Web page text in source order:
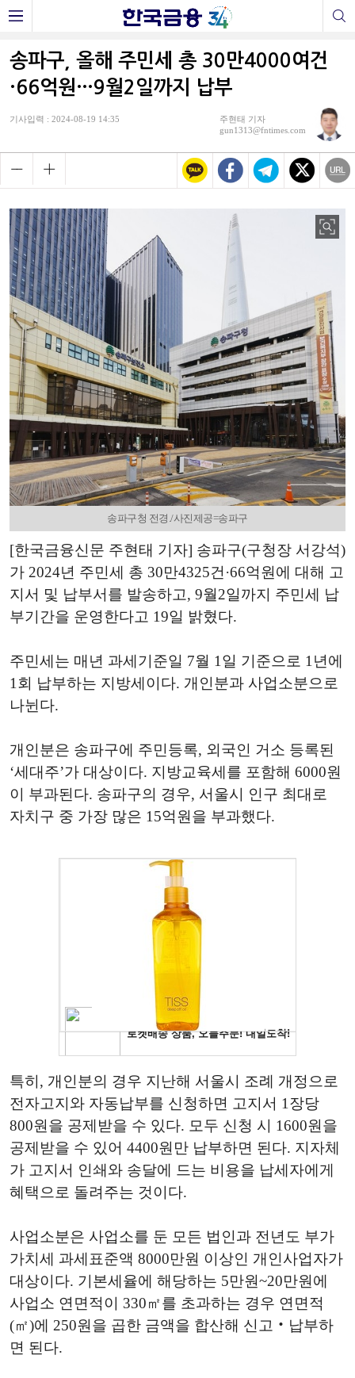
송파구, 올해 주민세 총 30만4000여건
·66억원…9월2일까지 납부
기사입력 : 2024-08-19 14:35
주현태 기자
gun1313@fntimes.com
송파구청 전경./사진제공=송파구
[한국금융신문 주현태 기자] 송파구(구청장 서강석)
가 2024년 주민세 총 30만4325건·66억원에 대해 고
지서 및 납부서를 발송하고, 9월2일까지 주민세 납
부기간을 운영한다고 19일 밝혔다.
주민세는 매년 과세기준일 7월 1 일 기준으로 1 년에
1 회 납부하는 지방세이다. 개인분과 사업소분으로
나뉜다.
개인분은 송파구에 주민등록, 외국인 거소 등록된
‘세대주’가 대상이다. 지방교육세를 포함해 6000원
이 부과된다. 송파구의 경우, 서울시 인구 최대로
자치구 중 가장 많은 15억원을 부과했다.
특히, 개인분의 경우 지난해 서울시 조례 개정으로
전자고지와 자동납부를 신청하면 고지서 1 장당
800원을 공제받을 수 있다. 모두 신청 시 1600원을
공제받을 수 있어 4400원만 납부하면 된다. 지자체
가 고지서 인쇄와 송달에 드는 비용을 납세자에게
혜택으로 돌려주는 것이다.
사업소분은 사업소를 둔 모든 법인과 전년도 부가
가치세 과세표준액 8000만원 이상인 개인사업자가
대상이다. 기본세율에 해당하는 5만원~20만원에
사업소 연면적이 330㎡를 초과하는 경우 연면적
(㎡)에 250원을 곱한 금액을 합산해 신고‧납부하
면 된다.